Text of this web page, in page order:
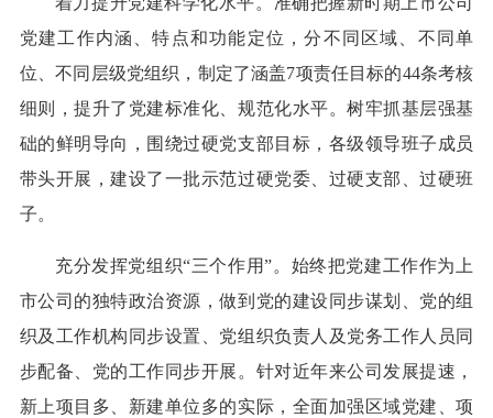
党建工作内涵、特点和功能定位，分不同区域、不同单
位、不同层级党组织，制定了涵盖7项责任目标的44条考核
细则，提升了党建标准化、规范化水平。树牢抓基层强基
础的鲜明导向，围绕过硬党支部目标，各级领导班子成员
带头开展，建设了一批示范过硬党委、过硬支部、过硬班
子。
充分发挥党组织“三个作用”。始终把党建工作作为上
市公司的独特政治资源，做到党的建设同步谋划、党的组
织及工作机构同步设置、党组织负责人及党务工作人员同
步配备、党的工作同步开展。针对近年来公司发展提速，
新上项目多、新建单位多的实际，全面加强区域党建、项